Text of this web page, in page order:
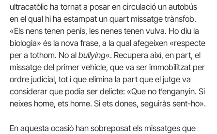
ultracatòlic ha tornat a posar en circulació un autobús
en el qual hi ha estampat un quart missatge trànsfob.
«Els nens tenen penis, les nenes tenen vulva. Ho diu la
biologia» és la nova frase, a la qual afegeixen «respecte
per a tothom. No al bullying«. Recupera així, en part, el
missatge del primer vehicle, que va ser immobilitzat per
ordre judicial, tot i que elimina la part que el jutge va
considerar que podia ser delicte: «Que no t’enganyin. Si
neixes home, ets home. Si ets dones, seguiràs sent-ho».
En aquesta ocasió han sobreposat els missatges que